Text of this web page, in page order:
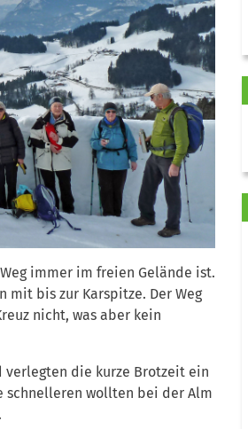
immer im freien Gelände ist.
mit bis zur Karspitze. Der Weg
nicht, was aber kein
die kurze Brotzeit ein
schnelleren wollten bei der Alm